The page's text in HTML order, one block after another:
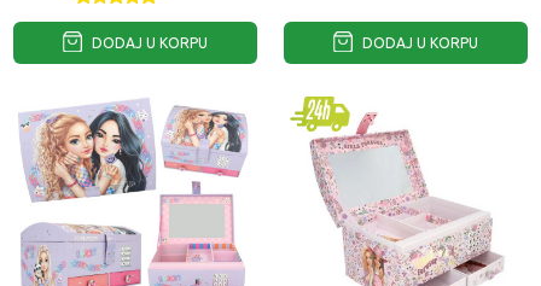
DODAJ U KORPU DODAJ U KORPU